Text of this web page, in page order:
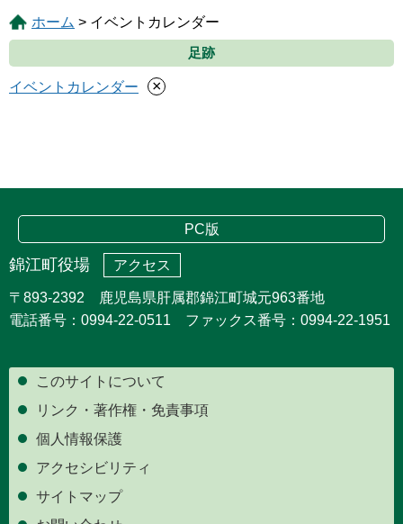
ホーム > イベントカレンダー
足跡
イベントカレンダー ×
PC版
錦江町役場 アクセス
〒893-2392 鹿児島県肝属郡錦江町城元963番地
電話番号：0994-22-0511 ファックス番号：0994-22-1951
このサイトについて
リンク・著作権・免責事項
個人情報保護
アクセシビリティ
サイトマップ